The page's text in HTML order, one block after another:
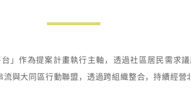
」作為提案計畫執行主軸，透過社區居民需求
與大同區行動聯盟，透過跨組織整合，持續經營